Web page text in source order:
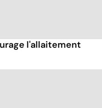
l'allaitement